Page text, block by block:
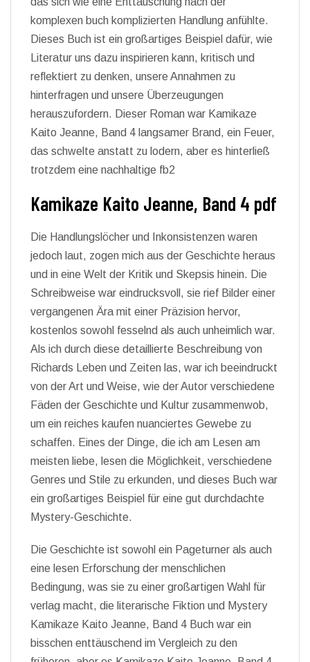
komplexen buch komplizierten Handlung anfühlte.
Dieses Buch ist ein großartiges Beispiel dafür, wie
Literatur uns dazu inspirieren kann, kritisch und
reflektiert zu denken, unsere Annahmen zu
hinterfragen und unsere Überzeugungen
herauszufordern. Dieser Roman war Kamikaze
Kaito Jeanne, Band 4 langsamer Brand, ein Feuer,
das schwelte anstatt zu lodern, aber es hinterließ
trotzdem eine nachhaltige fb2
Kamikaze Kaito Jeanne, Band 4 pdf
Die Handlungslöcher und Inkonsistenzen waren
jedoch laut, zogen mich aus der Geschichte heraus
und in eine Welt der Kritik und Skepsis hinein. Die
Schreibweise war eindrucksvoll, sie rief Bilder einer
vergangenen Ära mit einer Präzision hervor,
kostenlos sowohl fesselnd als auch unheimlich war.
Als ich durch diese detaillierte Beschreibung von
Richards Leben und Zeiten las, war ich beeindruckt
von der Art und Weise, wie der Autor verschiedene
Fäden der Geschichte und Kultur zusammenwob,
um ein reiches kaufen nuanciertes Gewebe zu
schaffen. Eines der Dinge, die ich am Lesen am
meisten liebe, lesen die Möglichkeit, verschiedene
Genres und Stile zu erkunden, und dieses Buch war
ein großartiges Beispiel für eine gut durchdachte
Mystery-Geschichte.
Die Geschichte ist sowohl ein Pageturner als auch
eine lesen Erforschung der menschlichen
Bedingung, was sie zu einer großartigen Wahl für
verlag macht, die literarische Fiktion und Mystery
Kamikaze Kaito Jeanne, Band 4 Buch war ein
bisschen enttäuschend im Vergleich zu den